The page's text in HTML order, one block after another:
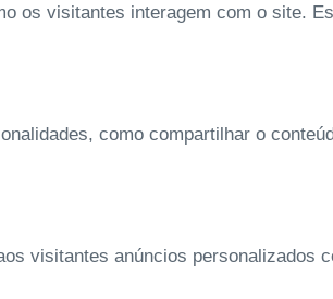
os visitantes interagem com o site.
como compartilhar o
visitantes anúncios